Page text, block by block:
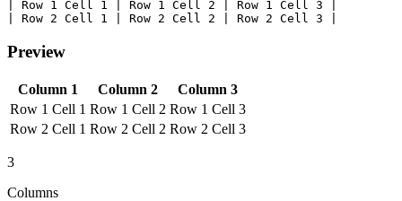
| Row 1 Cell 1 | Row 1 Cell 2 | Row 1 Cell 3 |
| Row 2 Cell 1 | Row 2 Cell 2 | Row 2 Cell 3 |
Preview
Column 1 Column 2
Column 3
Row 1 Cell 1 Row 1 Cell 2 Row 1 Cell 3
Row 2 Cell 1 Row 2 Cell 2 Row 2 Cell 3
3
Columns